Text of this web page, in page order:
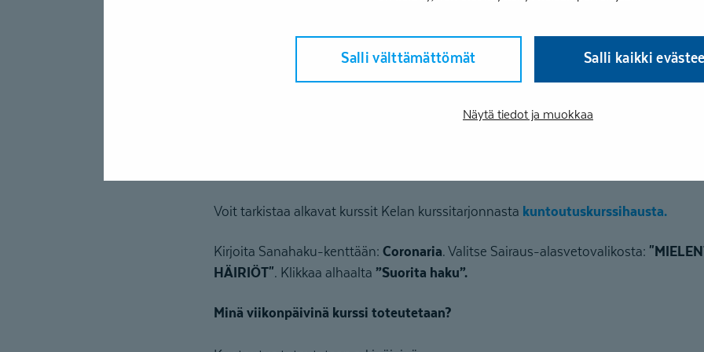
Salli välttämättömät Salli kaikki
Näytä tiedot ja muokkaa
Yleensä hakemuksien käsittelyssä kestää noin kuukauden, mutta ajoittain Kelan
ruuhkautunut. Voit tarkistaa ajankohtaisen tilanteen Kelan
Voit tarkistaa alkavat kurssit Kelan kurssitarjonnasta kuntoutuskurssihausta.
Kirjoita Sanahaku-kenttään: Coronaria. Valitse Sairaus-alasvetovalikosta:
HÄIRIÖT". Klikkaa alhaalta ”Suorita haku”.
Minä viikonpäivinä kurssi toteutetaan?